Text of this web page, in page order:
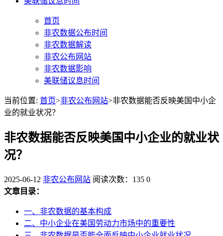
首页
非农数据公布时间
非农数据解读
非农公布网站
非农数据影响
美联储议息时间
当前位置: 首页>非农公布网站>非农数据能否反映美国中小企
业的就业状况？
非农数据能否反映美国中小企业的就业状
况？
2025-06-12 非农公布网站 阅读次数：135 0
文章目录：
一、非农数据的基本构成
二、中小企业在美国劳动力市场中的重要性